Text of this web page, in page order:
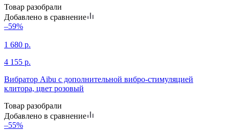
Товар разобрали
Добавлено в сравнение
–59%
1 680 р.
4 155 р.
Вибратор Aibu с дополнительной вибро-стимуляцией
клитора, цвет розовый
Товар разобрали
Добавлено в сравнение
–55%